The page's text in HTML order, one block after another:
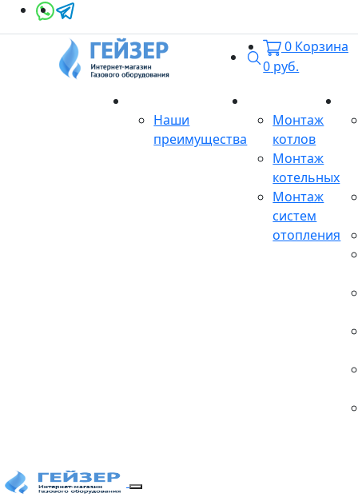
Поиск
0 Корзина
0 руб.
Наши
преимущества
Монтаж
котлов
Монтаж
котельных
Монтаж
систем
отопления